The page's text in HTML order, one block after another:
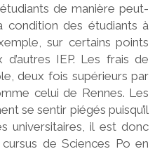
de manière peut-
condition des étudiants à
sur certains points
IEP. Les frais de
deux fois supérieurs par
celui de Rennes. Les
se sentir piégés puisqu’il
universitaires, il est donc
de Sciences Po en